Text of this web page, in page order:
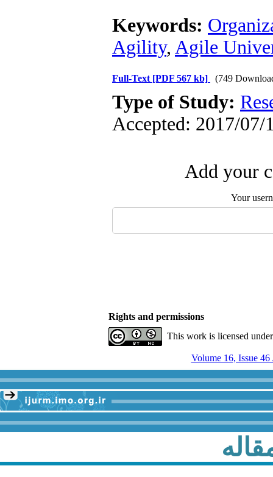
Keywords:
Agility, Agile
Full-Text [PDF 567 kb] (749
Type of Study:
Accepted: 2017/07/
Add your
Your
Rights and permissions
This work is licensed